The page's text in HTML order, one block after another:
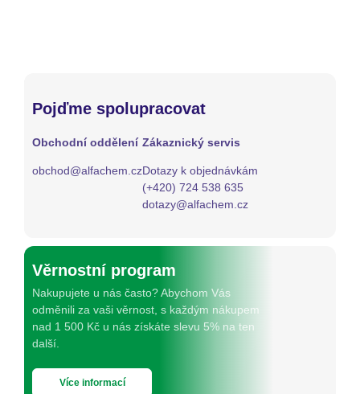
Pojďme spolupracovat
Obchodní oddělení
obchod@alfachem.cz
Zákaznický servis
Dotazy k objednávkám
(+420) 724 538 635
dotazy@alfachem.cz
Věrnostní program
Nakupujete u nás často? Abychom Vás
odměnili za vaši věrnost, s každým nákupem
nad 1 500 Kč u nás získáte slevu 5% na ten
další.
Více informací